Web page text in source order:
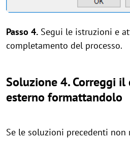
Passo 4. Segui le istruzioni e
completamento del processo.
Soluzione 4. Correggi il
esterno formattandolo
Se le soluzioni precedenti